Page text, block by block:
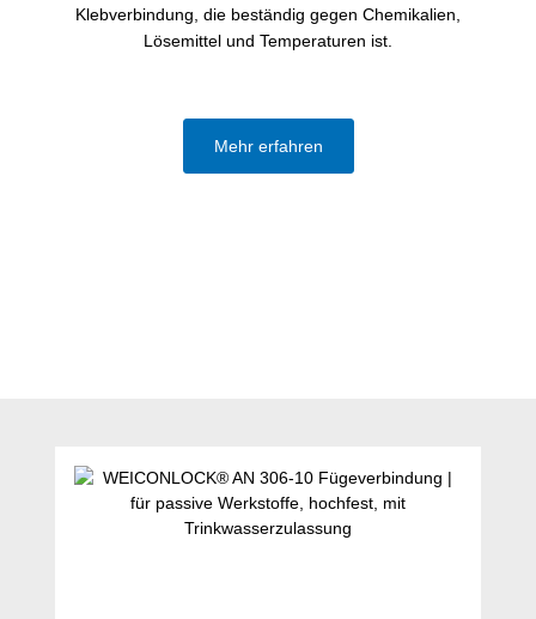
Klebverbindung, die beständig gegen Chemikalien,
Lösemittel und Temperaturen ist.
Mehr erfahren